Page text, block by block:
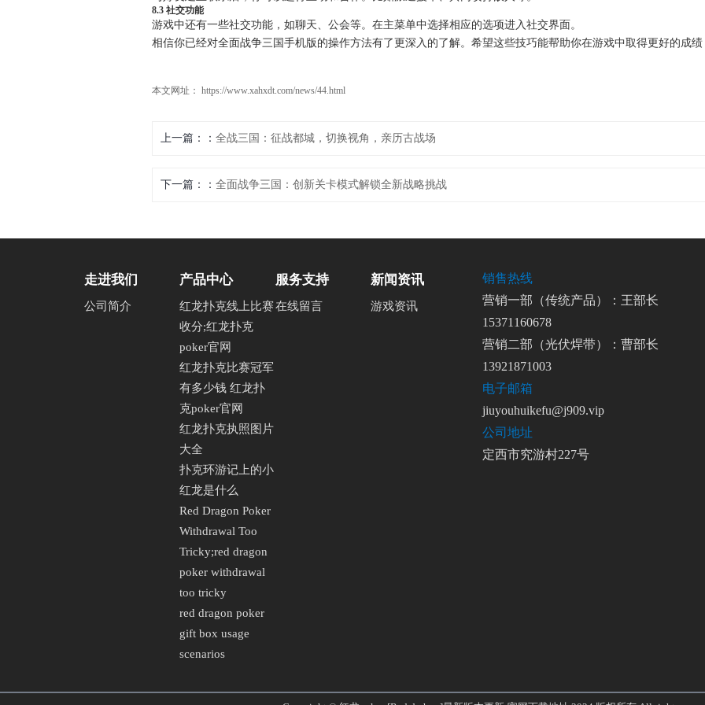
8.3 社交功能
游戏中还有一些社交功能，如聊天、公会等。在主菜单中选择相应的选项进入社交界面。
相信你已经对全面战争三国手机版的操作方法有了更深入的了解。希望这些技巧能帮助你在游戏中取得更好的成绩
本文网址： https://www.xahxdt.com/news/44.html
上一篇： 全战三国：征战都城，切换视角，亲历古战场
下一篇： 全面战争三国：创新关卡模式解锁全新战略挑战
走进我们
公司简介
产品中心
红龙扑克线上比赛
收分;红龙扑克
poker官网
红龙扑克比赛冠军
有多少钱 红龙扑
克poker官网
红龙扑克执照图片
大全
扑克环游记上的小
红龙是什么
Red Dragon Poker
Withdrawal Too
Tricky;red dragon
poker withdrawal
too tricky
red dragon poker
gift box usage
scenarios
服务支持
在线留言
新闻资讯
游戏资讯
销售热线
营销一部（传统产品）：王部长
15371160678
营销二部（光伏焊带）：曹部长
13921871003
电子邮箱
jiuyouhuikefu@j909.vip
公司地址
定西市究游村227号